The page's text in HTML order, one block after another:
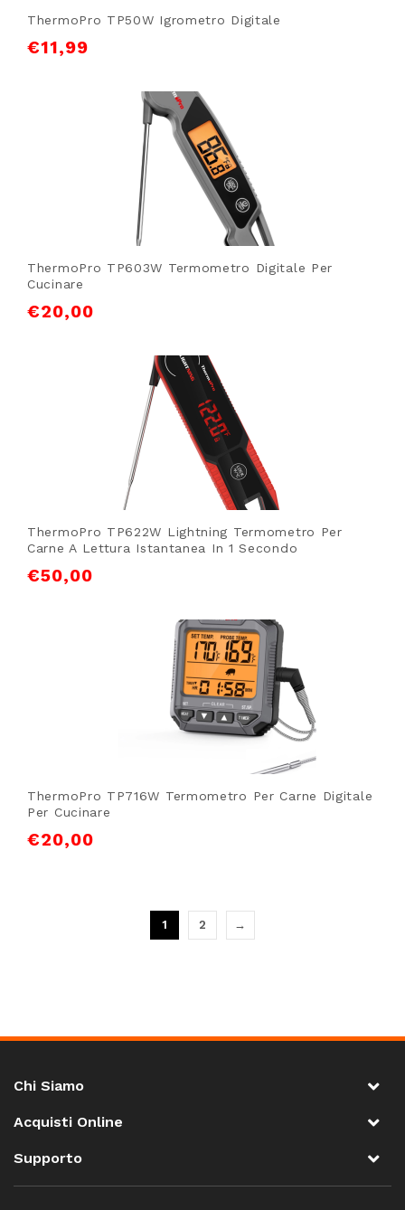
ThermoPro TP50W Igrometro Digitale
€11,99
ThermoPro TP603W Termometro Digitale Per
Cucinare
€20,00
ThermoPro TP622W Lightning Termometro Per
Carne A Lettura Istantanea In 1 Secondo
€50,00
ThermoPro TP716W Termometro Per Carne Digitale
Per Cucinare
€20,00
1 2 →
Chi Siamo
Acquisti Online
Supporto